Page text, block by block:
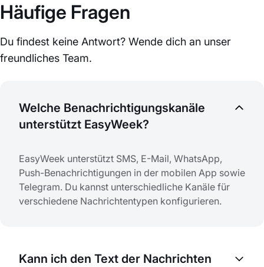
Häufige Fragen
Du findest keine Antwort? Wende dich an unser
freundliches Team.
Welche Benachrichtigungskanäle
unterstützt EasyWeek?
EasyWeek unterstützt SMS, E-Mail, WhatsApp,
Push-Benachrichtigungen in der mobilen App sowie
Telegram. Du kannst unterschiedliche Kanäle für
verschiedene Nachrichtentypen konfigurieren.
Kann ich den Text der Nachrichten